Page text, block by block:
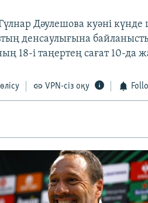
Дәулешова куәні
денсаулығына
18-і таңертең сағат 10-да
VPN-сіз оқу